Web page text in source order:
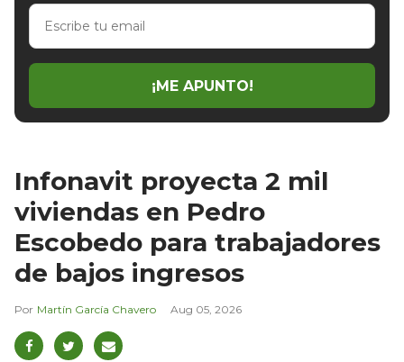
Escribe
email
¡ME APUNTO!
Infonavit proyecta 2 mil
viviendas en Pedro
Escobedo para trabajadores
de bajos ingresos
Martín García Chavero Aug 05, 2026